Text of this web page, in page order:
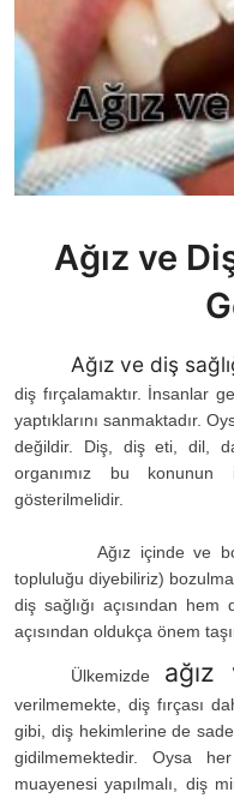
Ağız ve
Ağız ve diş
diş fırçalamaktır. İnsanlar
yaptıklarını sanmaktadır.
değildir. Diş, diş eti, dil,
organımız bu
gösterilmelidir.
Ağız içinde ve
topluluğu diyebiliriz)
diş sağlığı açısından
açısından oldukça önem
Ülkemizde ağız
verilmemekte, diş fırçası
gibi, diş hekimlerine de
gidilmemektedir. Oysa
muayenesi yapılmalı, diş